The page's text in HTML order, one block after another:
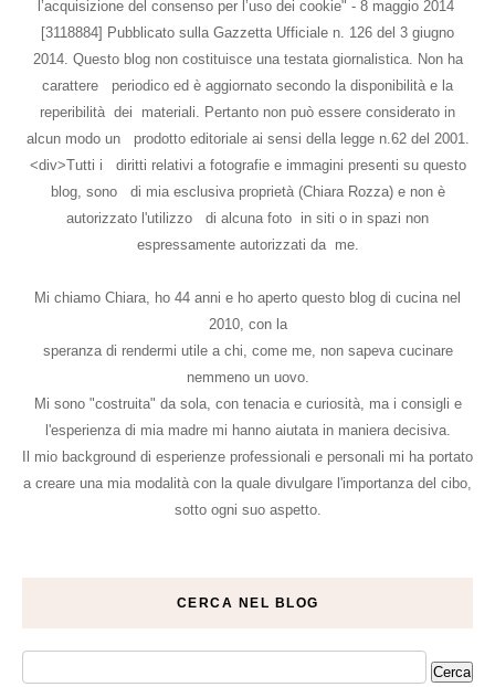
l’acquisizione del consenso per l’uso dei cookie" - 8 maggio 2014
[3118884] Pubblicato sulla Gazzetta Ufficiale n. 126 del 3 giugno
2014. Questo blog non costituisce una testata giornalistica. Non ha
carattere periodico ed è aggiornato secondo la disponibilità e la
reperibilità dei materiali. Pertanto non può essere considerato in
alcun modo un prodotto editoriale ai sensi della legge n.62 del 2001.
<div>Tutti i diritti relativi a fotografie e immagini presenti su questo
blog, sono di mia esclusiva proprietà (Chiara Rozza) e non è
autorizzato l'utilizzo di alcuna foto in siti o in spazi non
espressamente autorizzati da me.
Mi chiamo Chiara, ho 44 anni e ho aperto questo blog di cucina nel
2010, con la
speranza di rendermi utile a chi, come me, non sapeva cucinare
nemmeno un uovo.
Mi sono "costruita" da sola, con tenacia e curiosità, ma i consigli e
l'esperienza di mia madre mi hanno aiutata in maniera decisiva.
Il mio background di esperienze professionali e personali mi ha portato
a creare una mia modalità con la quale divulgare l'importanza del cibo,
sotto ogni suo aspetto.
CERCA NEL BLOG